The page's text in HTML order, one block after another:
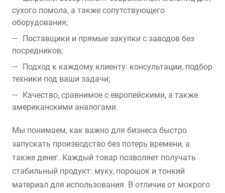
сухого помола, а также сопутствующего
оборудования;
Поставщики и прямые закупки с заводов без
посредников;
Подход к каждому клиенту: консультации, подбор
техники под ваши задачи;
Качество, сравнимое с европейскими, а также
американскими аналогами.
Мы понимаем, как важно для бизнеса быстро
запускать производство без потерь времени, а
также денег. Каждый товар позволяет получать
стабильный продукт: муку, порошок и тонкий
материал для использования. В отличие от мокрого